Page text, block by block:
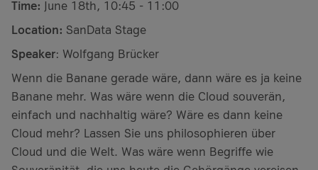
Time: June 18th, 10:45 - 11:00
Location: SanData Stage
Speaker: Wolfgang Brücker
Wenn die Banane gerade wäre, dann wäre es ja keine
Banane mehr. Was wäre wenn die Cloud souverän,
einfach und nachhaltig wäre? Wäre es dann keine
Cloud mehr? Lassen Sie uns philosophieren über
Cloud und die Welt. Was wäre wenn Begriffe wie